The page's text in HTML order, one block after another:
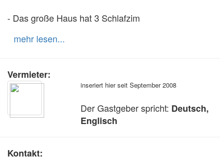
- Das große Haus hat 3 Schlafzim
mehr lesen...
Vermieter:
inseriert hier seit September 2008
Der Gastgeber spricht: Deutsch,
Englisch
Kontakt: